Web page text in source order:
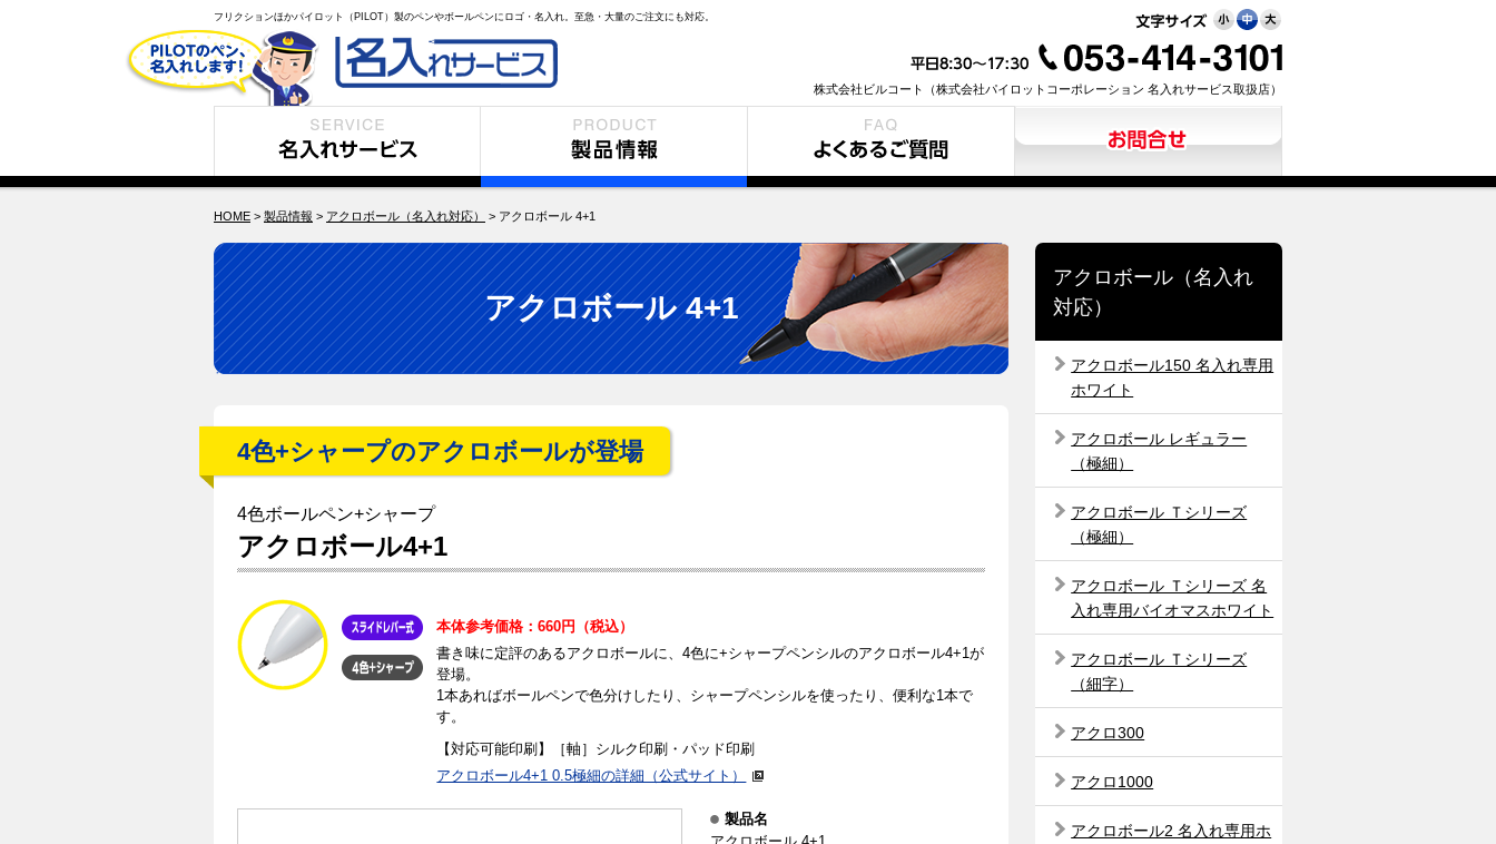
フリクションほかパイロット（PILOT）製のペンやボールペンにロゴ・名入れ。至急・大量のご注文にも対応。
株式会社ビルコート（株式会社パイロットコーポレーション 名入れサービス取扱店）
HOME > 製品情報 > アクロボール（名入れ対応） > アクロボール 4+1
アクロボール 4+1
4色+シャープのアクロボールが登場
4色ボールペン+シャープ
アクロボール4+1
本体参考価格：660円（税込）
書き味に定評のあるアクロボールに、4色に+シャープペンシルのアクロボール4+1が
登場。
1本あればボールペンで色分けしたり、シャープペンシルを使ったり、便利な1本で
す。
【対応可能印刷】［軸］シルク印刷・パッド印刷
アクロボール4+1 0.5極細の詳細（公式サイト）
製品名
アクロボール（名入れ
対応）
アクロボール150 名入れ専用
ホワイト
アクロボール レギュラー
（極細）
アクロボール Ｔシリーズ
（極細）
アクロボール Ｔシリーズ 名
入れ専用バイオマスホワイト
アクロボール Ｔシリーズ
（細字）
アクロ300
アクロ1000
アクロボール2 名入れ専用ホ